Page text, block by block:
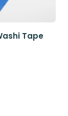
Tape